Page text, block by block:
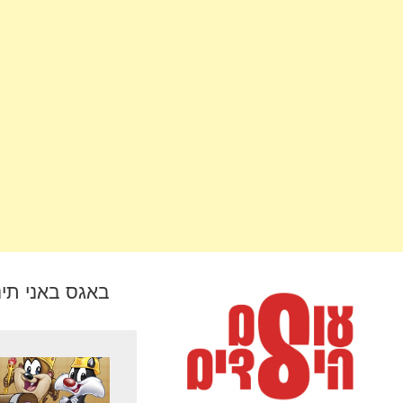
באגס באני